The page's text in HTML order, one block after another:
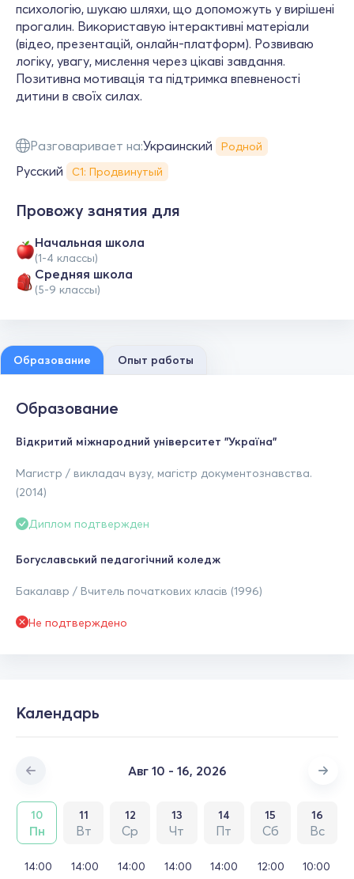
психологію, шукаю шляхи, що допоможуть у вирішені
прогалин. Використавую інтерактивні матеріали
(відео, презентацій, онлайн-платформ). Розвиваю
логіку, увагу, мислення через цікаві завдання.
Позитивна мотивація та підтримка впевненості
дитини в своїх силах.
Разговаривает на:Украинский Родной
Русский С1: Продвинутый
Провожу занятия для
Начальная школа
(1-4 классы)
Средняя школа
(5-9 классы)
Образование Опыт работы
Образование
Відкритий міжнародний університет "Україна"
Магистр / викладач вузу, магістр документознавства.
(2014)
Диплом подтвержден
Богуславський педагогічний коледж
Бакалавр / Вчитель початкових класів (1996)
Не подтверждено
Календарь
Авг 10 - 16, 2026
10
Пн
11
Вт
12
Ср
13
Чт
14
Пт
15
Сб
16
Вс
14:00 14:00 14:00 14:00 14:00 12:00 10:00